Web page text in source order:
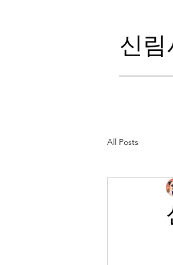
신림
All Posts